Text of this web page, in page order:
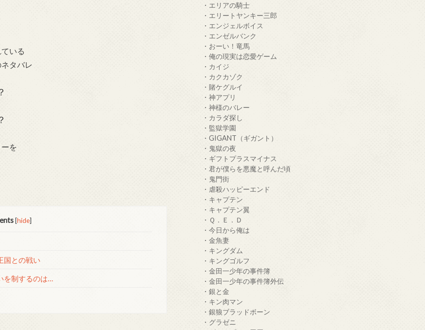
いる
タバレ
を
[hide]
国との戦い
を制するのは…
・エリアの騎士
・エリートヤンキー三郎
・エンジェルボイス
・エンゼルバンク
・おーい！竜馬
・俺の現実は恋愛ゲーム
・カイジ
・カクカゾク
・賭ケグルイ
・神アプリ
・神様のバレー
・カラダ探し
・監獄学園
・GIGANT（ギガント）
・鬼獄の夜
・ギフトプラスマイナス
・君が僕らを悪魔と呼んだ頃
・鬼門街
・虐殺ハッピーエンド
・キャプテン
・キャプテン翼
・Ｑ．Ｅ．Ｄ
・今日から俺は
・金魚妻
・キングダム
・キングゴルフ
・金田一少年の事件簿
・金田一少年の事件簿外伝
・銀と金
・キン肉マン
・銀狼ブラッドボーン
・グラゼニ